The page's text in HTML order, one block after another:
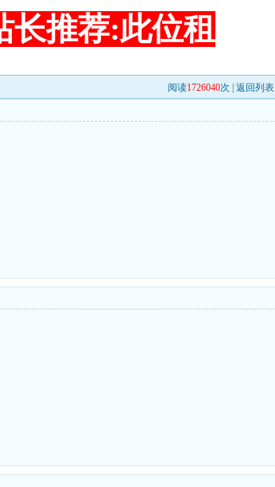
长推荐:此位租
阅读1726040次 |返回列表